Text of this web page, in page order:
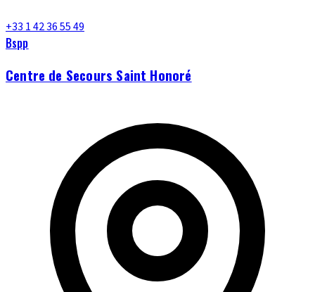
+33 1 42 36 55 49
Bspp
Centre de Secours Saint Honoré